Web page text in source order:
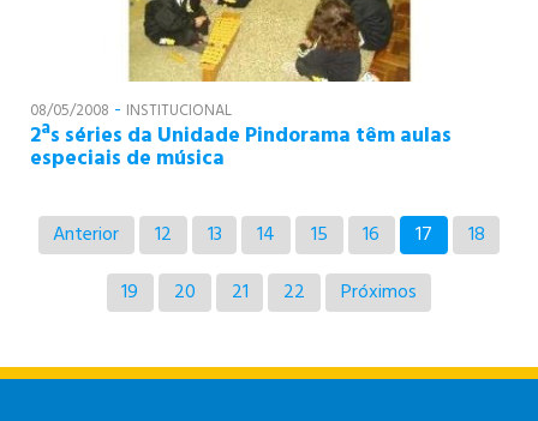
08/05/2008 - INSTITUCIONAL
2ªs séries da Unidade Pindorama têm aulas
especiais de música
Anterior 12 13 14 15 16 17
18
19
20 21 22 Próximos